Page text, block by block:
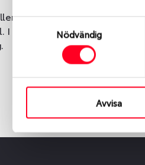
Samtyckesval
Nödvändig
Avvisa
dina nya däck eller fälgar
I beställningen anger du